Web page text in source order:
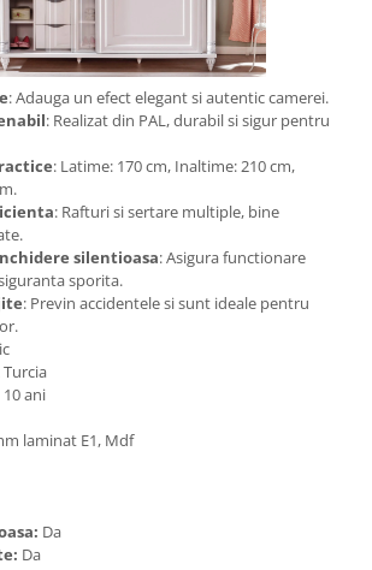
: Adauga un efect elegant si autentic camerei.
: Realizat din PAL, durabil si sigur pentru
: Latime: 170 cm, Inaltime: 210 cm,
: Rafturi si sertare multiple, bine
silentioasa: Asigura functionare
sporita.
: Previn accidentele si sunt ideale pentru
Turcia
10 ani
laminat E1, Mdf
Da
Da